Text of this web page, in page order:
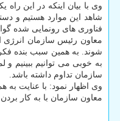
وی با بیان اینکه در این
شاهد این موارد هستیم و
فناوری های رونمایی شده
معاون رئیس سازمان انرژی
شوند. به همین سبب بنده فکر
به خوبی می توانیم ببینیم
سازمان تداوم داشته باشد.
وی اظهار نمود: با عنایت
معاون سازمان با به کار